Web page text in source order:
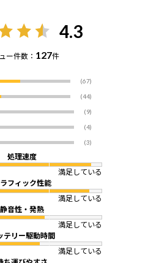
4.3
ー件数： 127件
(67)
(44)
(9)
(4)
(3)
処理速度
満足している
フィック性能
満足している
静音性・発熱
満足している
テリー駆動時間
満足している